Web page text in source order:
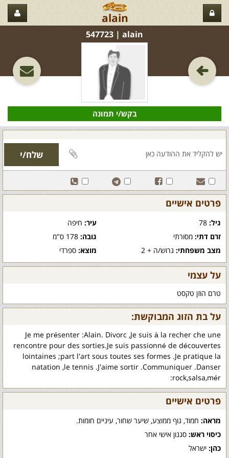
alain
alain‏ | 547723
בקש/י תמונה
פרטים אישיים
גיל: עיר:חיפה
זרם דתי: מסורתי גובה:178 ס"מ
מצב משפחתי: גרוש/ה + 2 מוצא:ספרדי
על עצמי
טרם הוזן טקסט
על בת הזוג המבוקשת:
Je me présenter :Alain. Divorc ,Je suis à la recher che une
rencontre pour des sorties.Je suis passionné de découvertes
lointaines ;part l'art sous toutes ses formes .Je pratique la
natation ,le tennis .J'aime sortir .Communiquer .Danser
:rock,salsa,mér
פרטים אישיים
מראה: חמוד, גוף ממוצע, שיער שחור, עיניים חומות.
כיסוי ראש: סגנון אישי אחר
כהן: ישראל